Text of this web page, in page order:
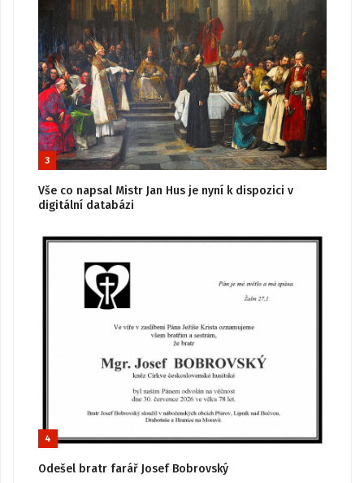
3
Vše co napsal Mistr Jan Hus je nyní k dispozici v
digitální databázi
4
Odešel bratr farář Josef Bobrovský